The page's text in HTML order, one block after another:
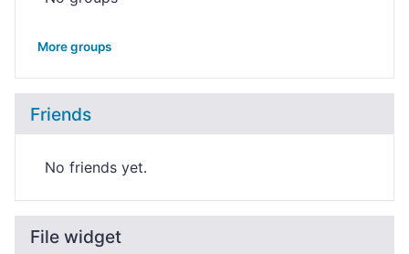
More groups
Friends
No friends yet.
File widget